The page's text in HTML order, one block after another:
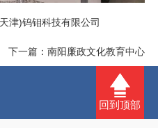
津)钨钼科技有限公司
下一篇：南阳廉政文化教育中心
回到顶部